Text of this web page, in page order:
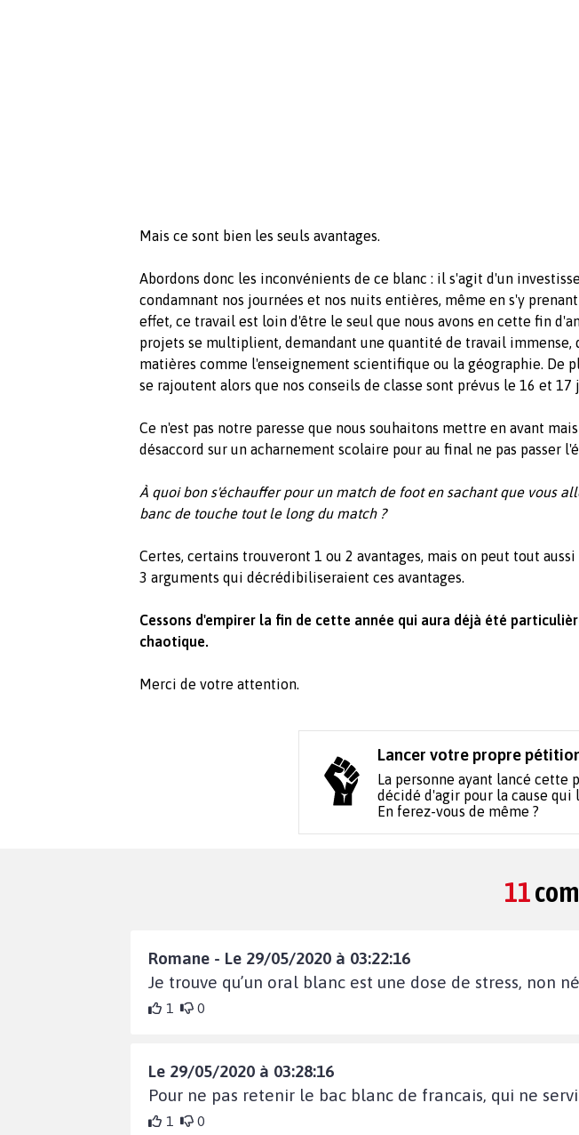
Mais ce sont bien les seuls avantages.
Abordons donc les inconvénients de ce blanc : il s'agit d'un
condamnant nos journées et nos nuits entières, même en s'y prenant
effet, ce travail est loin d'être le seul que nous avons en cette fin
projets se multiplient, demandant une quantité de travail immense,
matières comme l'enseignement scientifique ou la géographie. De
se rajoutent alors que nos conseils de classe sont prévus le 16 et 17
Ce n'est pas notre paresse que nous souhaitons mettre en avant
désaccord sur un acharnement scolaire pour au final ne pas passer
À quoi bon s'échauffer pour un match de foot en sachant que vous
banc de touche tout le long du match ?
Certes, certains trouveront 1 ou 2 avantages, mais on peut tout
3 arguments qui décrédibiliseraient ces avantages.
Cessons d'empirer la fin de cette année qui aura déjà été
chaotique.
Merci de votre attention.
Lancer votre propre
La personne ayant lancé cette
décidé d'agir pour la cause qui
En ferez-vous de même ?
11
Romane - Le 29/05/2020 à 03:22:16
Je trouve qu’un oral blanc est une dose de stress, non
1 0
Le 29/05/2020 à 03:28:16
Pour ne pas retenir le bac blanc de francais, qui ne
1 0